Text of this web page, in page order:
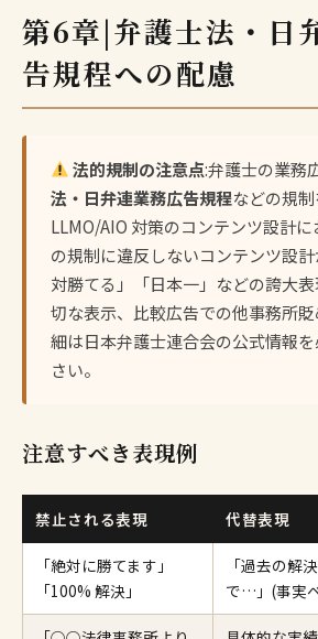
第6章|弁護士法・日
告規程への配慮
法的規制の注意点:弁護士の業務
法・日弁連業務広告規程などの規制
LLMO/AIO 対策のコンテンツ設計
の規制に違反しないコンテンツ設
対勝てる」「日本一」などの誇大
切な表示、比較広告での他事務所
細は日本弁護士連合会の公式情報
さい。
注意すべき表現例
禁止される表現 代替表現
「絶対に勝てます」
「100% 解決」
「過去の
で…」(事実